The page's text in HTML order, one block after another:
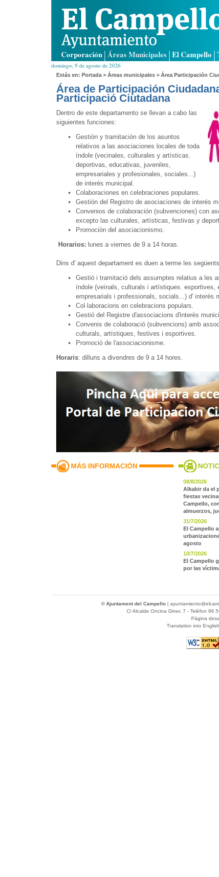
Corporación Áreas Municipales El Campello
domingo, 9 de agosto de 2026
Estás en: Portada > Áreas municipales > Área Participación
Área de Participación
Participació Ciutadana
Dentro de este departamento se llevan a cabo las
siguientes funciones:
Gestión y tramitación de los asuntos
relativos a las asociaciones locales de toda
índole (vecinales, culturales y artísticas.
deportivas, educativas, juveniles,
empresariales y profesionales, sociales...)
de interés municipal.
Colaboraciones en celebraciones populares.
Gestión del Registro de asociaciones de interés
Convenios de colaboración (subvenciones) con
excepto las culturales, artísticas, festivas y
Promoción del asociacionismo.
Horarios: lunes a viernes de 9 a 14 horas.
Dins d' aquest departament es duen a terme les
Gestió i tramitació dels assumptes relatius a les
índole (veïnals, culturals i artístiques. esportives,
empresarials i professionals, socials...) d' interès
Col·laboracions en celebracions populars.
Gestió del Registre d'associacions d'interès
Convenis de colaboració (subvencions) amb
culturals, artístiques, festives i esportives.
Promoció de l'associacionisme.
Horaris: dilluns a divendres de 9 a 14 hores.
MÁS INFORMACIÓN
08/8/2026
Alkabir da el
fiestas
Campello,
almuerzos,
31/7/2026
El Campello
agosto
10/7/2026
El Campello
por las
© Ajuntament del Campello |
C/ Alcalde Oncina Giner, 7 - Telèfon 96
Página
Translation into